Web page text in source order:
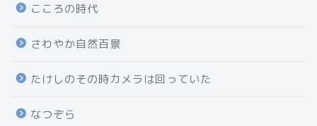
こころの時代
さわやか自然百景
たけしのその時カメラは回っていた
なつぞら